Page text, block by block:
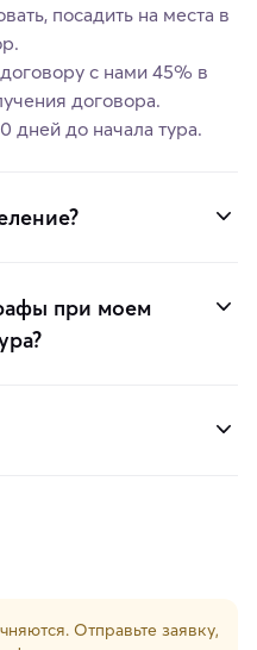
посадить на места в
с нами 45% в
договора.
дней до начала тура.
при моем
Отправьте заявку,